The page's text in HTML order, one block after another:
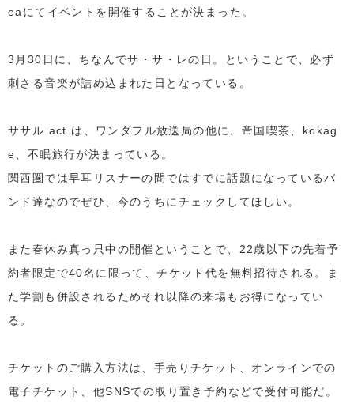
eaにてイベントを開催することが決まった。
3月30日に、ちなんでサ・サ・レの日。ということで、必ず
刺さる音楽が詰め込まれた日となっている。
ササル act は、ワンダフル放送局の他に、帝国喫茶、kokag
e、不眠旅行が決まっている。
関西圏では早耳リスナーの間ではすでに話題になっているバ
ンド達なのでぜひ、今のうちにチェックしてほしい。
また春休み真っ只中の開催ということで、22歳以下の先着予
約者限定で40名に限って、チケット代を無料招待される。ま
た学割も併設されるためそれ以降の来場もお得になってい
る。
チケットのご購入方法は、手売りチケット、オンラインでの
電子チケット、他SNSでの取り置き予約などで受付可能だ。